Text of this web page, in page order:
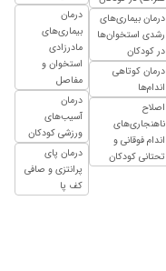
درمان بیماری‌های
رشدی استخوان‌ها
در کودکان
درمان کوتاهی
اندام‌ها
اصلاح
ناهنجاری‌های
اندام فوقانی و
تحتانی کودکان
درمان
بیماری‌های
مادرزادی
استخوان و
مفاصل
درمان
آسیب‌های
ورزشی کودکان
درمان پای
پرانتزی و صافی
کف پا